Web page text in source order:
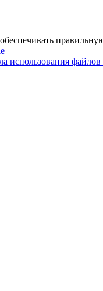
использования файлов